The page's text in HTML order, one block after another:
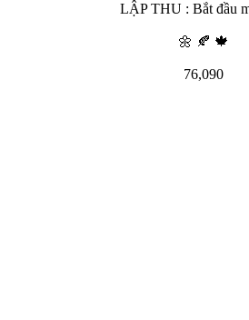
LẬP THU : Bắt đầu
🌼 🍂 🍁
76,090